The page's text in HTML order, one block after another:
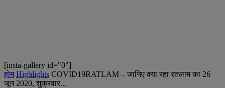
[insta-gallery id="0"]
होम Highlights COVID19RATLAM – जानिए क्या रहा रतलाम का 26
जून 2020, शुक्रवार...